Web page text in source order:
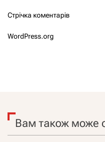
Стрічка коментарів
WordPress.org
Вам також може